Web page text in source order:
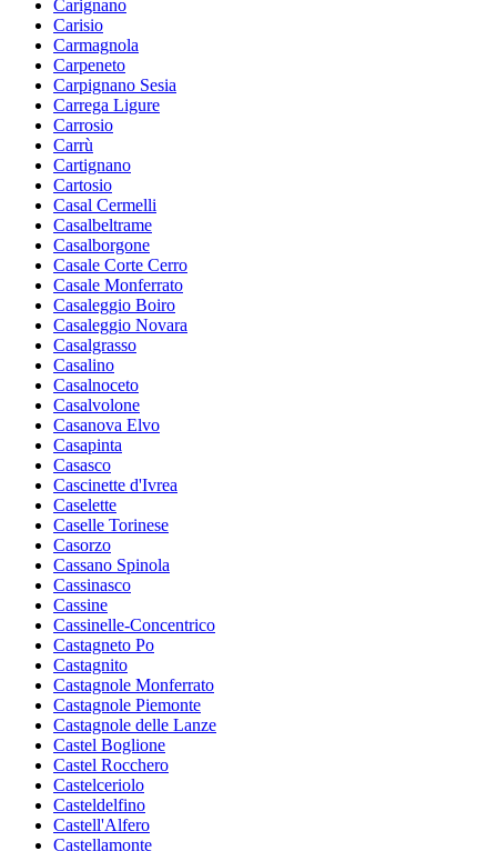
Carignano
Carisio
Carmagnola
Carpeneto
Carpignano Sesia
Carrega Ligure
Carrosio
Carrù
Cartignano
Cartosio
Casal Cermelli
Casalbeltrame
Casalborgone
Casale Corte Cerro
Casale Monferrato
Casaleggio Boiro
Casaleggio Novara
Casalgrasso
Casalino
Casalnoceto
Casalvolone
Casanova Elvo
Casapinta
Casasco
Cascinette d'Ivrea
Caselette
Caselle Torinese
Casorzo
Cassano Spinola
Cassinasco
Cassine
Cassinelle-Concentrico
Castagneto Po
Castagnito
Castagnole Monferrato
Castagnole Piemonte
Castagnole delle Lanze
Castel Boglione
Castel Rocchero
Castelceriolo
Casteldelfino
Castell'Alfero
Castellamonte